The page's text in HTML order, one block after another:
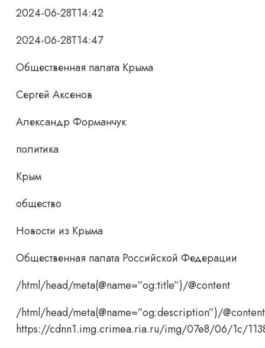
2024-06-28T14:42
2024-06-28T14:47
Общественная палата Крыма
Сергей Аксенов
Александр Форманчук
политика
Крым
общество
Новости из Крыма
Общественная палата Российской Федерации
/html/head/meta(@name=”og:title”)/@content
/html/head/meta(@name=”og:description”)/@content
https://cdnn1.img.crimea.ria.ru/img/07e8/06/1c/